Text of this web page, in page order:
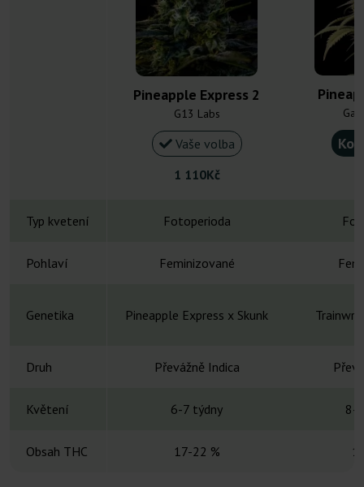
Pineapple Express 2
G13 Labs
Vaše volba
1 110Kč
Typ kvetení Fotoperioda
Pohlaví Feminizované
Genetika Pineapple Express x Skunk
Druh Převážně Indica
Květení 6-7 týdny 8-
Obsah THC 17-22 %